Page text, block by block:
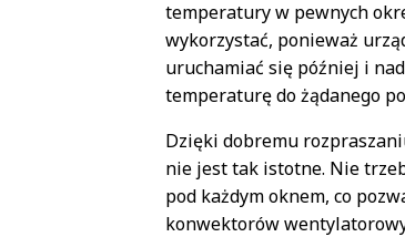
temperatury w pewnych
wykorzystać, ponieważ
uruchamiać się później i
temperaturę do żądanego
Dzięki dobremu
nie jest tak istotne. Nie
pod każdym oknem, co
konwektorów